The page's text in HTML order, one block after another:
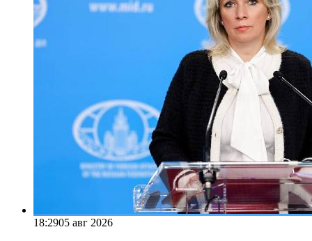
18:2905 авг 2026